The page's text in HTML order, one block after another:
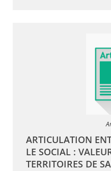
ARTICULATION
LE SOCIAL :
TERRITOIRES DE